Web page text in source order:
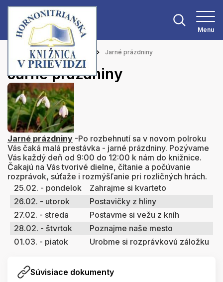
Menu
Hlavná stránka Aktuality Jarné prázdniny
Jarné prázdniny
Jarné prázdniny -Po rozbehnutí sa v novom polroku
Vás čaká malá prestávka - jarné prázdniny. Pozývame
Vás každý deň od 9:00 do 12:00 k nám do knižnice.
Čakajú na Vás tvorivé dielne, čítanie a počúvanie
rozprávok, súťaže i rozmýšľanie pri rozličných hrách.
25.02. - pondelok
Zahrajme si kvarteto
26.02. - utorok
Postavičky z hliny
27.02. - streda
Postavme si vežu z kníh
28.02. - štvrtok
Poznajme naše mesto
01.03. - piatok
Urobme si rozprávkovú záložku
Súvisiace dokumenty